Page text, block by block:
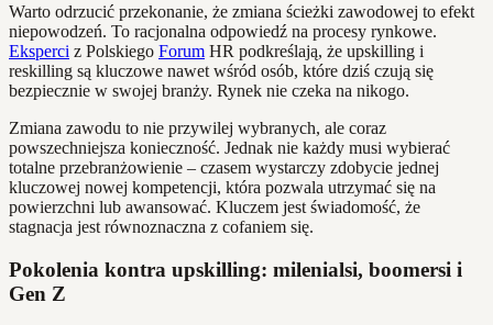
Warto odrzucić przekonanie, że zmiana ścieżki zawodowej to efekt
niepowodzeń. To racjonalna odpowiedź na procesy rynkowe.
Eksperci z Polskiego Forum HR podkreślają, że upskilling i
reskilling są kluczowe nawet wśród osób, które dziś czują się
bezpiecznie w swojej branży. Rynek nie czeka na nikogo.
Zmiana zawodu to nie przywilej wybranych, ale coraz
powszechniejsza konieczność. Jednak nie każdy musi wybierać
totalne przebranżowienie – czasem wystarczy zdobycie jednej
kluczowej nowej kompetencji, która pozwala utrzymać się na
powierzchni lub awansować. Kluczem jest świadomość, że
stagnacja jest równoznaczna z cofaniem się.
Pokolenia kontra upskilling: milenialsi, boomersi i
Gen Z